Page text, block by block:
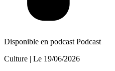
Disponible en podcast Podcast
Culture | Le 19/06/2026